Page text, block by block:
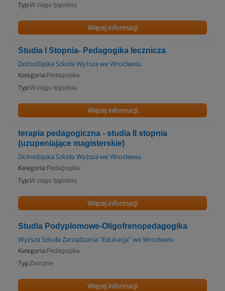
Typ:W ciągu tygodnia
Więcej informacji
Studia I Stopnia- Pedagogika lecznicza
Dolnośląska Szkoła Wyższa we Wrocławiu
Kategoria: Pedagogika
Typ:W ciągu tygodnia
Więcej informacji
terapia pedagogiczna - studia II stopnia
(uzupeniające magisterskie)
Dolnośląska Szkoła Wyższa we Wrocławiu
Kategoria: Pedagogika
Typ:W ciągu tygodnia
Więcej informacji
Studia Podyplomowe-Oligofrenopedagogika
Wyższa Szkoła Zarządzania "Edukacja" we Wrocławiu
Kategoria: Pedagogika
Typ:Zaoczne
Więcej informacji